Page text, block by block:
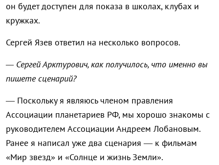
он будет доступен для показа в школах, клубах и
кружках.
Сергей Язев ответил на несколько вопросов.
— Сергей Арктурович, как получилось, что именно вы
пишете сценарий?
— Поскольку я являюсь членом правления
Ассоциации планетариев РФ, мы хорошо знакомы с
руководителем Ассоциации Андреем Лобановым.
Ранее я написал уже два сценария — к фильмам
«Мир звезд» и «Солнце и жизнь Земли».